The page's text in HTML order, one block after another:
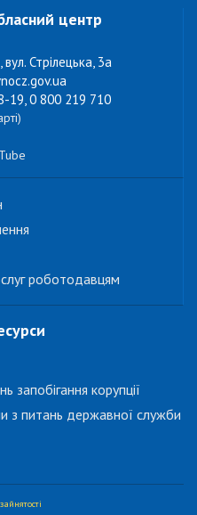
центр
Стрілецька, 3а
19, 0 800 219 710
роботодавцям
запобігання корупції
з питань державної служби